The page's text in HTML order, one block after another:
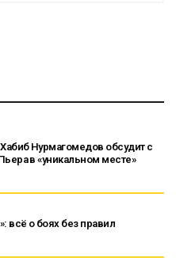
Нурмагомедов обсудит с
в «уникальном месте»
всё о боях без правил